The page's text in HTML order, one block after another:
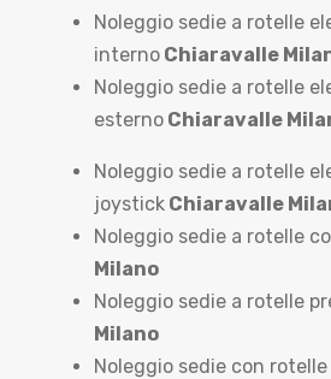
Noleggio sedie a rotelle
interno Chiaravalle
Noleggio sedie a rotelle
esterno Chiaravalle
Noleggio sedie a rotelle
joystick Chiaravalle
Noleggio sedie a rotelle
Milano
Noleggio sedie a rotelle
Milano
Noleggio sedie con rotelle